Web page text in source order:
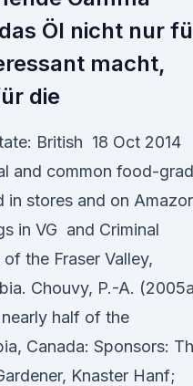
Öl nicht nur
macht,
die
British 18 Oct 2014
and common food-
in stores and on
in VG and Criminal
the Fraser Valley,
Chouvy, P.-A.
half of the
Canada: Sponsors:
Knaster Hanf;